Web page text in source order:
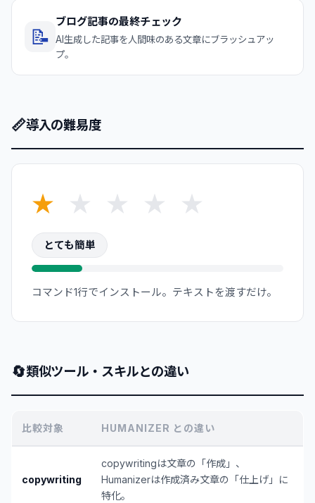
📝
ブログ記事の最終チェック
AI生成した記事を人間味のある文章にブラッシュアッ
プ。
📏導入の難易度
★ ★ ★ ★ ★
とても簡単
コマンド1行でインストール。テキストを渡すだけ。
🔄類似ツール・スキルとの違い
比較対象 HUMANIZER との違い
copywriting
copywritingは文章の「作成」、
Humanizerは作成済み文章の「仕上げ」に
特化。